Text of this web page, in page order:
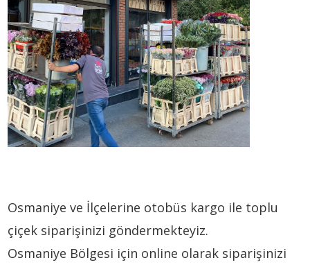
Osmaniye ve İlçelerine otobüs kargo ile toplu
çiçek siparişinizi göndermekteyiz.
Osmaniye Bölgesi için online olarak siparişinizi